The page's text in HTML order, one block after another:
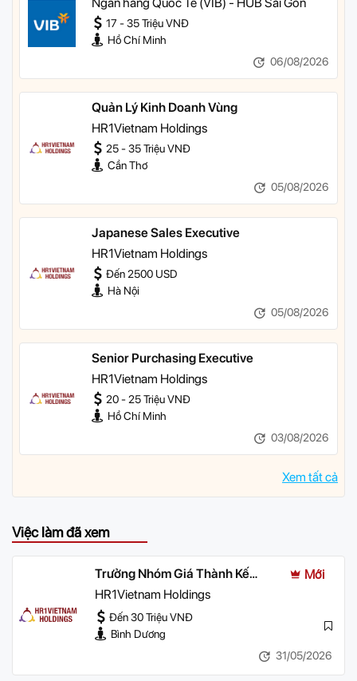
17 - 35 Triệu VNĐ
Hồ Chí Minh
06/08/2026
Quản Lý Kinh Doanh Vùng
HR1Vietnam Holdings
25 - 35 Triệu VNĐ
Cần Thơ
05/08/2026
Japanese Sales Executive
HR1Vietnam Holdings
Đến 2500 USD
Hà Nội
05/08/2026
Senior Purchasing Executive
HR1Vietnam Holdings
20 - 25 Triệu VNĐ
Hồ Chí Minh
03/08/2026
Xem tất cả
Việc làm đã xem
Trưởng Nhóm Giá Thành Kế
Hoạch
Mới
HR1Vietnam Holdings
Đến 30 Triệu VNĐ
Bình Dương
31/05/2026